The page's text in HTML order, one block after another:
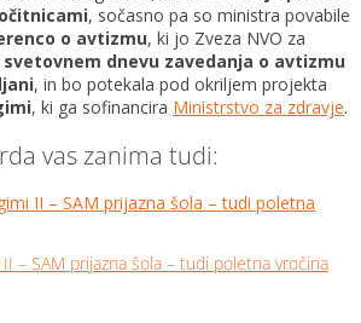
, sočasno pa so ministra povabile
o avtizmu, ki jo Zveza NVO za
svetovnem dnevu zavedanja o avtizmu
, in bo potekala pod okriljem projekta
, ki ga sofinancira Ministrstvo za zdravje.
vas zanima tudi:
– SAM prijazna šola – tudi poletna vročina